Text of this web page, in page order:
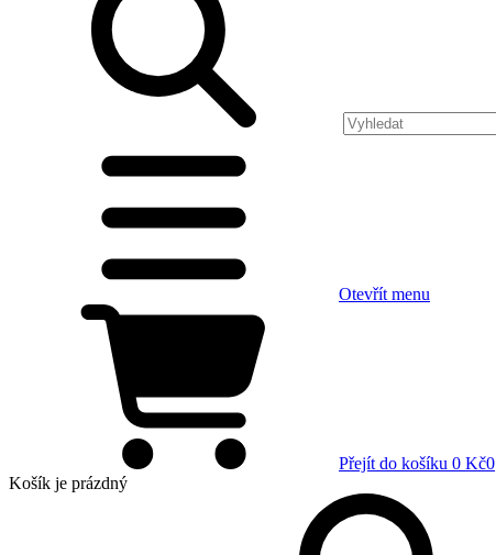
Otevřít menu
Přejít do košíku 0 Kč0
Košík je prázdný